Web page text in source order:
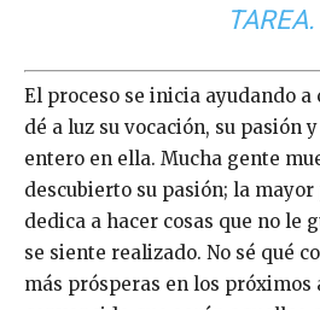
TAREA.
El proceso se inicia ayudando a
dé a luz su vocación, su pasión
entero en ella. Mucha gente
descubierto su pasión; la
dedica a hacer cosas que no le
se siente realizado. No sé qué
más prósperas en los próximos